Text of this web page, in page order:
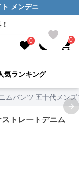
ト メンデニ
0 0
気ランキング
ムパンツ 五十代メン
トレートデニム